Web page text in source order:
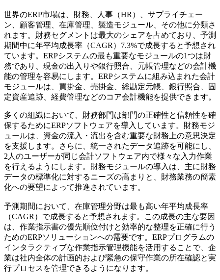
世界のERP市場は、財務、人事（HR）、サプライチェー
ン、顧客管理、在庫管理、製造モジュール、その他に分類さ
れます。財務セグメントは最大のシェアを占めており、予測
期間中に年平均成長率（CAGR）7.3%で成長すると予想され
ています。ERPシステムの最も重要なモジュールの1つは財
務であり、現金の出入りや銀行照合、元帳管理などの会計機
能の管理を容易にします。ERPシステムに組み込まれた会計
モジュールは、買掛金、売掛金、総勘定元帳、銀行照合、固
定資産追跡、経費管理などのコア会計機能を提供できます。
多くの組織において、財務部門は部門の正確性と信頼性を確
保するためにERPソフトウェアを導入しています。財務モジ
ュールは、資金の流入・流出を含む重要な財務上の意思決定
を支援します。さらに、統一されたデータ追跡を可能にし、
2人のユーザーが同じ会計ソフトウェア内で様々な入力作業
を行えるようにします。財務モジュールの導入は、主に財務
データの標準化に対するニーズの高まりと、財務業務の簡素
化への要望によって推進されています。
予測期間において、在庫管理分野は最も高い年平均成長率
（CAGR）で成長すると予想されます。この成長の主な要因
は、作業指示書の優先順位付けと効率的な整理を正確に行う
ためのERPソリューションへの需要です。ERPプログラムの
インタラクティブな作業指示管理機能を活用することで、企
業は社内全体の計画的および緊急の保守作業の所在確認と実
行プロセスを管理できるようになります。